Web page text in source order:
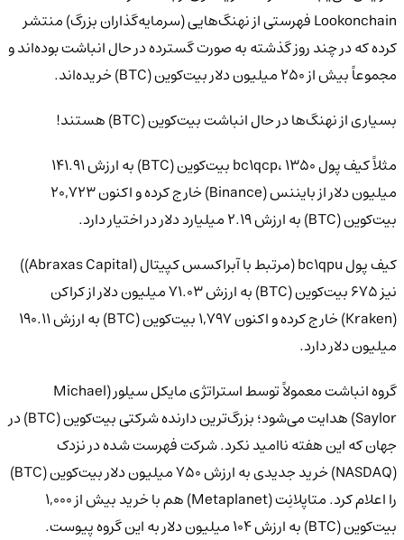
Lookonchain فهرستی از نهنگ‌هایی (سرمایه‌گذاران بزرگ) منتشر
کرده که در چند روز گذشته به صورت گسترده در حال انباشت بوده‌اند و
مجموعاً بیش از ۲۵۰ میلیون دلار بیت‌کوین (BTC) خریده‌اند.
بسیاری از نهنگ‌ها در حال انباشت بیت‌کوین (BTC) هستند!
مثلاً کیف پول bc1qcp، ۱۳۵۰ بیت‌کوین (BTC) به ارزش ۱۴۱.۹۱
میلیون دلار از بایننس (Binance) خارج کرده و اکنون ۲۰,۷۲۳
بیت‌کوین (BTC) به ارزش ۲.۱۹ میلیارد دلار در اختیار دارد.
کیف پول bc1qpu (مرتبط با آبراکسس کپیتال (Abraxas Capital))
نیز ۶۷۵ بیت‌کوین (BTC) به ارزش ۷۱.۰۳ میلیون دلار از کراکن
(Kraken) خارج کرده و اکنون ۱,۷۹۷ بیت‌کوین (BTC) به ارزش ۱۹۰.۱۱
میلیون دلار دارد.
گروه انباشت معمولاً توسط استراتژی مایکل سیلور (Michael
Saylor) هدایت می‌شود؛ بزرگ‌ترین دارنده شرکتی بیت‌کوین (BTC) در
جهان که این هفته ناامید نکرد. شرکت فهرست شده در نزدک
(NASDAQ) خرید جدیدی به ارزش ۷۵۰ میلیون دلار بیت‌کوین (BTC)
را اعلام کرد. متاپلانِت (Metaplanet) هم با خرید بیش از ۱,۰۰۰
بیت‌کوین (BTC) به ارزش ۱۰۴ میلیون دلار به این گروه پیوست.